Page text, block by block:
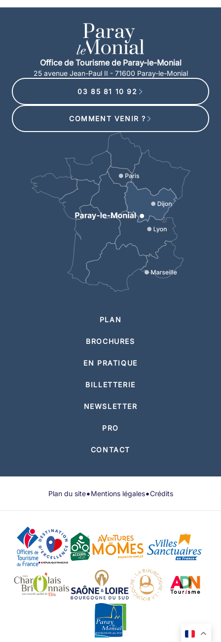
Office de Tourisme de Paray-le-Monial
25 avenue Jean-Paul II - 71600 Paray-le-Monial
03 85 81 10 92
COMMENT VENIR ?
PLAN
BROCHURES
EN PRATIQUE
BILLETTERIE
NEWSLETTER
PRO
CONTACT
Plan du site•Mentions légales•Crédits